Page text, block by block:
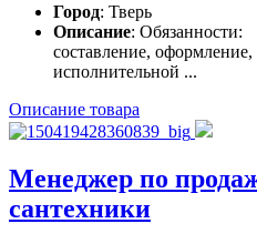
Город: Тверь
Описание: Обязанности:
составление,
исполнительной ...
Описание товара
Менеджер по
сантехники